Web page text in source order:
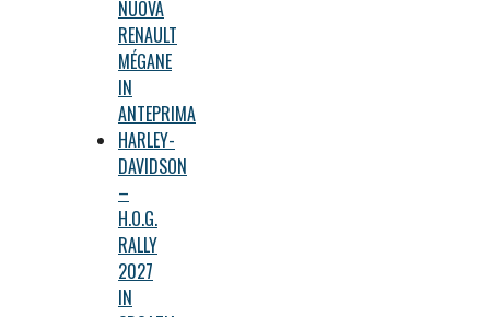
NUOVA
RENAULT
MÉGANE
IN
ANTEPRIMA
HARLEY-
DAVIDSON
–
H.O.G.
RALLY
2027
IN